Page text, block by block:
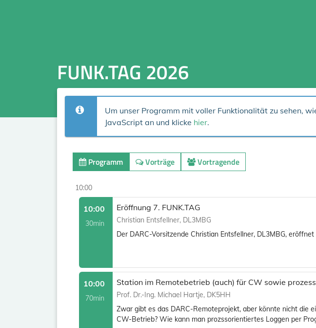
FUNK.TAG 2026
Um unser Programm mit voller Funktionalität zu sehen,
JavaScript an und klicke hier.
Programm Vorträge Vortragende
10:00
10:00
30min
Eröffnung 7. FUNK.TAG
Christian Entsfellner, DL3MBG
Der DARC-Vorsitzende Christian Entsfellner, DL3MBG, eröffnet
10:00
70min
Station im Remotebetrieb (auch) für CW sowie
Prof. Dr.-Ing. Michael Hartje, DK5HH
Zwar gibt es das DARC-Remoteprojekt, aber könnte nicht die
CW-Betrieb? Wie kann man prozssorientiertes Loggen per